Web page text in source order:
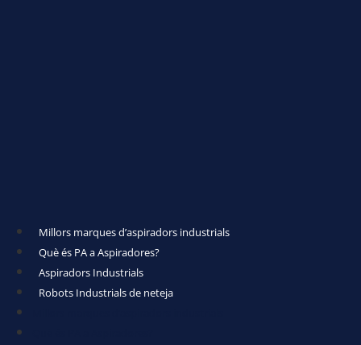
Millors marques d’aspiradors industrials
Què és PA a Aspiradores?
Aspiradors Industrials
Robots Industrials de neteja